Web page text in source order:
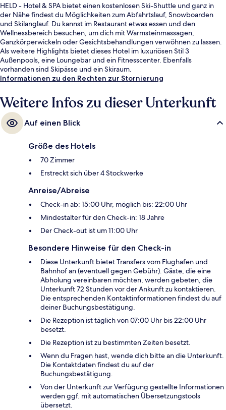
HELD - Hotel & SPA bietet einen kostenlosen Ski-Shuttle und ganz in
der Nähe findest du Möglichkeiten zum Abfahrtslauf, Snowboarden
und Skilanglauf. Du kannst im Restaurant etwas essen und den
Wellnessbereich besuchen, um dich mit Warmsteinmassagen,
Ganzkörperwickeln oder Gesichtsbehandlungen verwöhnen zu lassen.
Als weitere Highlights bietet dieses Hotel im luxuriösen Stil 3
Außenpools, eine Loungebar und ein Fitnesscenter. Ebenfalls
vorhanden sind Skipässe und ein Skiraum.
Informationen zu den Rechten zur Stornierung
Weitere Infos zu dieser Unterkunft
Auf einen Blick
Größe des Hotels
70 Zimmer
Erstreckt sich über 4 Stockwerke
Anreise/Abreise
Check-in ab: 15:00 Uhr, möglich bis: 22:00 Uhr
Mindestalter für den Check-in: 18 Jahre
Der Check-out ist um 11:00 Uhr
Besondere Hinweise für den Check-in
Diese Unterkunft bietet Transfers vom Flughafen und
Bahnhof an (eventuell gegen Gebühr). Gäste, die eine
Abholung vereinbaren möchten, werden gebeten, die
Unterkunft 72 Stunden vor der Ankunft zu kontaktieren.
Die entsprechenden Kontaktinformationen findest du auf
deiner Buchungsbestätigung.
Die Rezeption ist täglich von 07:00 Uhr bis 22:00 Uhr
besetzt.
Die Rezeption ist zu bestimmten Zeiten besetzt.
Wenn du Fragen hast, wende dich bitte an die Unterkunft.
Die Kontaktdaten findest du auf der
Buchungsbestätigung.
Von der Unterkunft zur Verfügung gestellte Informationen
werden ggf. mit automatischen Übersetzungstools
übersetzt.